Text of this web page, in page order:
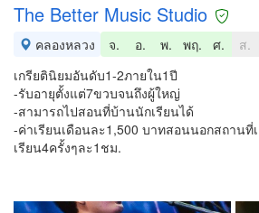
The Better Music Studio
คลองหลวง จ. อ. พ. พฤ. ศ. ส.
เกรียตินิยมอันดับ1-2ภายใน1ปี
-รับอายุตั้งแต่7ขวบจนถึงผู้ใหญ่
-สามารถไปสอนที่บ้านนักเรียนได้
-ค่าเรียนเดือนละ1,500 บาทสอนนอกสถานที่
เรียน4ครั้งๆละ1ชม.